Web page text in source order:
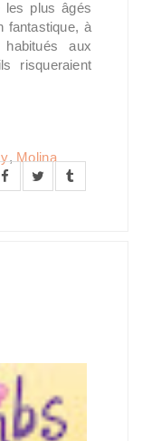
les plus âgés
fantastique, à
aux
risqueraient
, Molina